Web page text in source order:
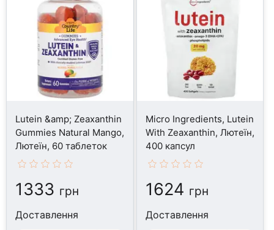
Lutein &amp; Zeaxanthin
Gummies Natural Mango,
Лютеїн, 60 таблеток
1333 грн
Доставлення
Micro Ingredients, Lutein
With Zeaxanthin, Лютеїн,
400 капсул
1624 грн
Доставлення